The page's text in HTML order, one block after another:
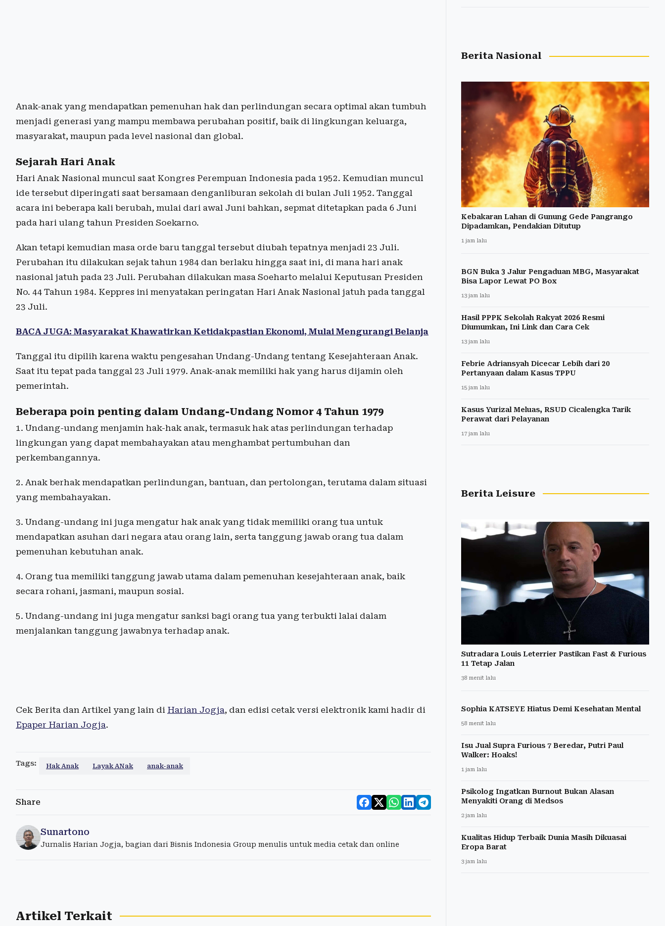
Anak-anak yang mendapatkan pemenuhan hak dan perlindungan secara optimal akan tumbuh
menjadi generasi yang mampu membawa perubahan positif, baik di lingkungan keluarga,
masyarakat, maupun pada level nasional dan global.
Sejarah Hari Anak
Hari Anak Nasional muncul saat Kongres Perempuan Indonesia pada 1952. Kemudian muncul
ide tersebut diperingati saat bersamaan denganliburan sekolah di bulan Juli 1952. Tanggal
acara ini beberapa kali berubah, mulai dari awal Juni bahkan, sepmat ditetapkan pada 6 Juni
pada hari ulang tahun Presiden Soekarno.
Akan tetapi kemudian masa orde baru tanggal tersebut diubah tepatnya menjadi 23 Juli.
Perubahan itu dilakukan sejak tahun 1984 dan berlaku hingga saat ini, di mana hari anak
nasional jatuh pada 23 Juli. Perubahan dilakukan masa Soeharto melalui Keputusan Presiden
No. 44 Tahun 1984. Keppres ini menyatakan peringatan Hari Anak Nasional jatuh pada tanggal
23 Juli.
BACA JUGA: Masyarakat Khawatirkan Ketidakpastian Ekonomi, Mulai Mengurangi Belanja
Tanggal itu dipilih karena waktu pengesahan Undang-Undang tentang Kesejahteraan Anak.
Saat itu tepat pada tanggal 23 Juli 1979. Anak-anak memiliki hak yang harus dijamin oleh
pemerintah.
Beberapa poin penting dalam Undang-Undang Nomor 4 Tahun 1979
1. Undang-undang menjamin hak-hak anak, termasuk hak atas perlindungan terhadap
lingkungan yang dapat membahayakan atau menghambat pertumbuhan dan
perkembangannya.
2. Anak berhak mendapatkan perlindungan, bantuan, dan pertolongan, terutama dalam situasi
yang membahayakan.
3. Undang-undang ini juga mengatur hak anak yang tidak memiliki orang tua untuk
mendapatkan asuhan dari negara atau orang lain, serta tanggung jawab orang tua dalam
pemenuhan kebutuhan anak.
4. Orang tua memiliki tanggung jawab utama dalam pemenuhan kesejahteraan anak, baik
secara rohani, jasmani, maupun sosial.
5. Undang-undang ini juga mengatur sanksi bagi orang tua yang terbukti lalai dalam
menjalankan tanggung jawabnya terhadap anak.
Cek Berita dan Artikel yang lain di Harian Jogja, dan edisi cetak versi elektronik kami hadir di
Epaper Harian Jogja.
Tags: Hak Anak Layak ANak anak-anak
Share
Sunartono
Jurnalis Harian Jogja, bagian dari Bisnis Indonesia Group menulis untuk media cetak dan online
Artikel Terkait
Berita Nasional
Kebakaran Lahan di Gunung Gede Pangrango
Dipadamkan, Pendakian Ditutup
1 jam lalu
BGN Buka 3 Jalur Pengaduan MBG, Masyarakat
Bisa Lapor Lewat PO Box
13 jam lalu
Hasil PPPK Sekolah Rakyat 2026 Resmi
Diumumkan, Ini Link dan Cara Cek
13 jam lalu
Febrie Adriansyah Dicecar Lebih dari 20
Pertanyaan dalam Kasus TPPU
15 jam lalu
Kasus Yurizal Meluas, RSUD Cicalengka Tarik
Perawat dari Pelayanan
17 jam lalu
Berita Leisure
Sutradara Louis Leterrier Pastikan Fast & Furious
11 Tetap Jalan
38 menit lalu
Sophia KATSEYE Hiatus Demi Kesehatan Mental
58 menit lalu
Isu Jual Supra Furious 7 Beredar, Putri Paul
Walker: Hoaks!
1 jam lalu
Psikolog Ingatkan Burnout Bukan Alasan
Menyakiti Orang di Medsos
2 jam lalu
Kualitas Hidup Terbaik Dunia Masih Dikuasai
Eropa Barat
3 jam lalu